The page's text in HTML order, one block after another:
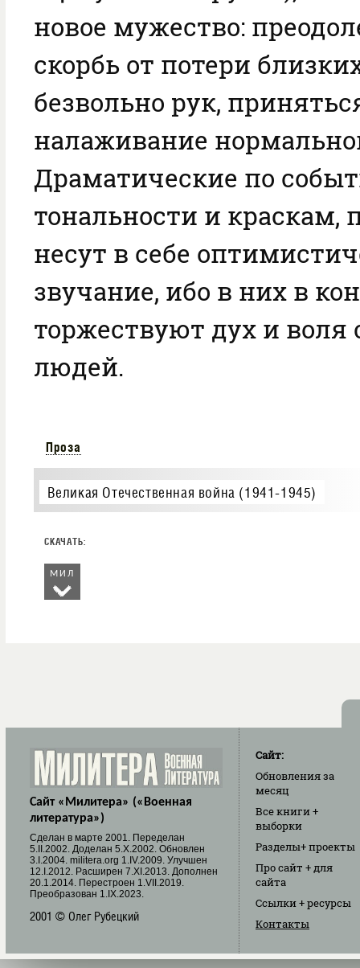
новое мужество:
скорбь от потери
безвольно рук,
налаживание
Драматические по
тональности и краскам,
несут в себе
звучание, ибо в них в
торжествуют дух и воля
людей.
Проза
Великая Отечественная война (1941-1945)
МИЛ
Сайт «Милитера» («Военная
литература»)
Cделан в марте 2001. Переделан
5.II.2002. Доделан 5.X.2002. Обновлен
3.I.2004. militera.org 1.IV.2009. Улучшен
12.I.2012. Расширен 7.XI.2013. Дополнен
20.1.2014. Перестроен 1.VII.2019.
Преобразован 1.IX.2023.
2001 © Олег Рубецкий
Сайт:
Обновленияза
месяц
Все книги+
выборки
Разделы+ проекты
Про сайт + для
сайта
Ссылки+ ресурсы
Контакты